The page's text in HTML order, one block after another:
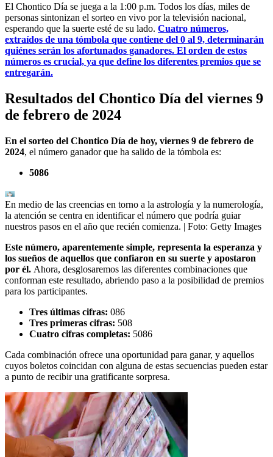
El Chontico Día se juega a la 1:00 p.m. Todos los días, miles de
personas sintonizan el sorteo en vivo por la televisión nacional,
esperando que la suerte esté de su lado. Cuatro números,
extraídos de una tómbola que contiene del 0 al 9, determinarán
quiénes serán los afortunados ganadores. El orden de estos
números es crucial, ya que define los diferentes premios que se
entregarán.
Resultados del Chontico Día del viernes 9
de febrero de 2024
En el sorteo del Chontico Día de hoy, viernes 9 de febrero de
2024, el número ganador que ha salido de la tómbola es:
5086
En medio de las creencias en torno a la astrología y la numerología,
la atención se centra en identificar el número que podría guiar
nuestros pasos en el año que recién comienza. | Foto: Getty Images
Este número, aparentemente simple, representa la esperanza y
los sueños de aquellos que confiaron en su suerte y apostaron
por él. Ahora, desglosaremos las diferentes combinaciones que
conforman este resultado, abriendo paso a la posibilidad de premios
para los participantes.
Tres últimas cifras: 086
Tres primeras cifras: 508
Cuatro cifras completas: 5086
Cada combinación ofrece una oportunidad para ganar, y aquellos
cuyos boletos coincidan con alguna de estas secuencias pueden estar
a punto de recibir una gratificante sorpresa.